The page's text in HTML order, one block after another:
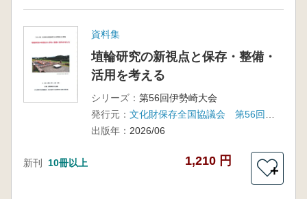
資料集
埴輪研究の新視点と保存・整備・
活用を考える
シリーズ： 第56回伊勢崎大会
発行元：
出版年： 2026/06
新刊 10冊以上 1,210 円
＋